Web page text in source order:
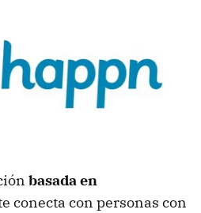
basada en
conecta con personas con